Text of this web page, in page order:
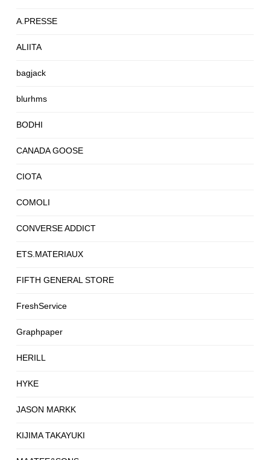
A.PRESSE
ALIITA
bagjack
blurhms
BODHI
CANADA GOOSE
CIOTA
COMOLI
CONVERSE ADDICT
ETS.MATERIAUX
FIFTH GENERAL STORE
FreshService
Graphpaper
HERILL
HYKE
JASON MARKK
KIJIMA TAKAYUKI